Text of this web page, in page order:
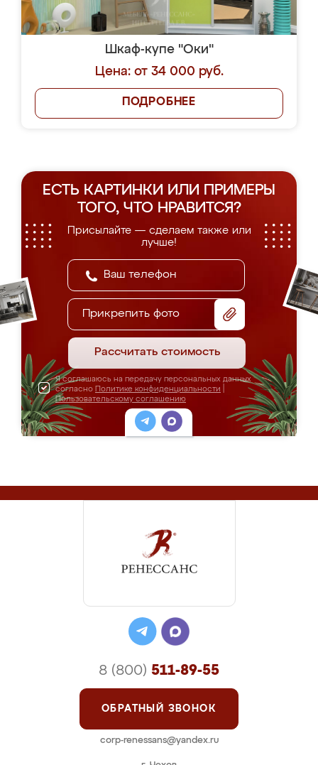
Шкаф-купе "Оки"
Цена: от 34 000 руб.
ПОДРОБНЕЕ
ЕСТЬ КАРТИНКИ ИЛИ ПРИМЕРЫ
ТОГО, ЧТО НРАВИТСЯ?
Присылайте — сделаем также или
лучше!
Прикрепить фото
Рассчитать стоимость
Я соглашаюсь на передачу персональных данных
согласно Политике конфиденциальности
Пользовательскому соглашению
8 (800) 511-89-55
ОБРАТНЫЙ ЗВОНОК
corp-renessans@yandex.ru